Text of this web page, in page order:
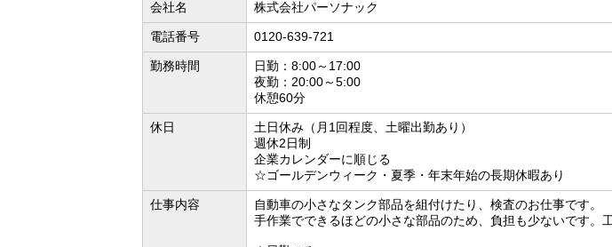
会社名 株式会社パーソナック
電話番号 0120-639-721
勤務時間
日勤：8:00～17:00
夜勤：20:00～5:00
休憩60分
休日
土日休み（月1回程度、土曜出勤あり）
週休2日制
企業カレンダーに順じる
☆ゴールデンウィーク・夏季・年末年始の長期休暇あり
仕事内容
自動車の小さなタンク部品を組付けたり、検査のお仕事です。
手作業でできるほどの小さな部品のため、負担も少ないです。